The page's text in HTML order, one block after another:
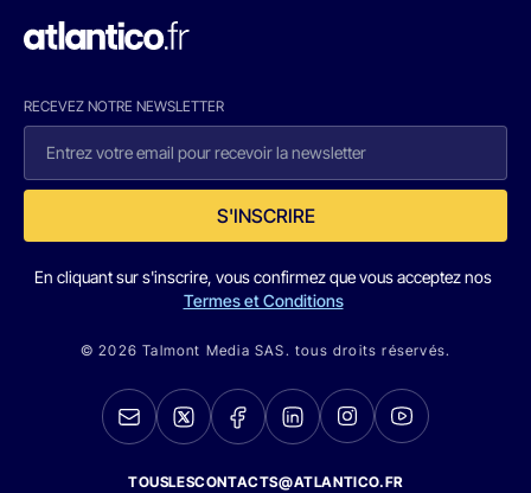
RECEVEZ NOTRE NEWSLETTER
S'INSCRIRE
En cliquant sur s'inscrire, vous confirmez que vous acceptez nos
Termes et Conditions
© 2026 Talmont Media SAS. tous droits réservés.
TOUSLESCONTACTS@ATLANTICO.FR